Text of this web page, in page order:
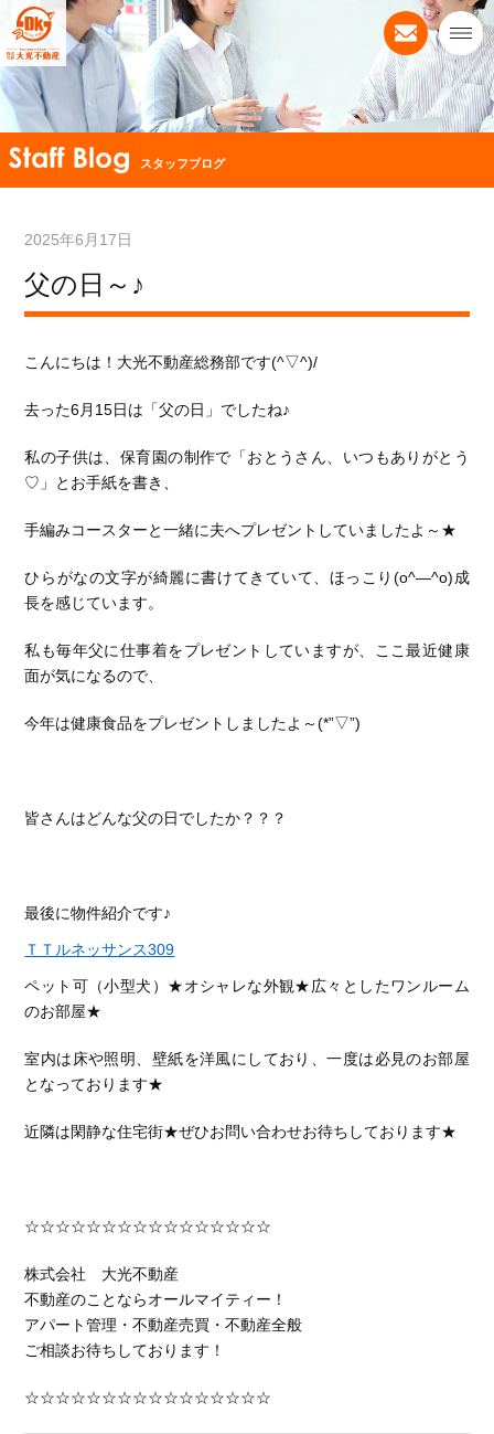
スタッフブログ
2025年6月17日
父の日～♪
こんにちは！ 大光不動産総務部です(^▽^)/
去った6月15日は「父の日」でしたね♪
私の子供は、保育園の制作で「おとうさん、いつもありがとう
♡」とお手紙を書き、
手編みコースターと一緒に夫へプレゼントしていましたよ～★
ひらがなの文字が綺麗に書けてきていて、ほっこり(o^―^o)成
長を感じています。
私も毎年父に仕事着をプレゼントしていますが、ここ最近健康
面が気になるので、
今年は健康食品をプレゼントしましたよ～(*”▽”)
皆さんはどんな父の日でしたか？？？
最後に物件紹介です♪
ＴＴルネッサンス309
ペット可（小型犬）★オシャレな外観★広々としたワンルーム
のお部屋★
室内は床や照明、壁紙を洋風にしており、一度は必見のお部屋
となっております★
近隣は閑静な住宅街★ぜひお問い合わせお待ちしております★
☆☆☆☆☆☆☆☆☆☆☆☆☆☆☆☆
株式会社 大光不動産
不動産のことならオールマイティー！
アパート管理・不動産売買・不動産全般
ご相談お待ちしております！
☆☆☆☆☆☆☆☆☆☆☆☆☆☆☆☆